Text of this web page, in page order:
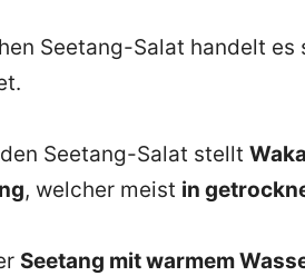
Seetang-Salat handelt
Seetang-Salat stellt
, welcher meist in
Seetang mit warmem